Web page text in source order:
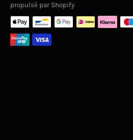
propulsé par Shopify
Moyens
de
paiement